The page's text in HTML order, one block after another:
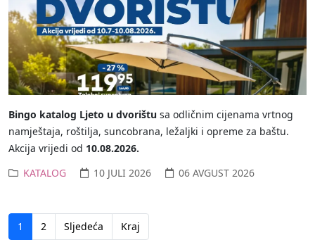
Bingo katalog Ljeto u dvorištu sa odličnim cijenama vrtnog
namještaja, roštilja, suncobrana, ležaljki i opreme za baštu.
Akcija vrijedi od 10.08.2026.
KATALOG
10 JULI 2026 06 AVGUST 2026
1 2 Sljedeća Kraj